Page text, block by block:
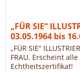
„FÜR SIE“
03.05.1964 bis
„FÜR SIE“
FRAU. Erscheint
Echtheitszertifikat!